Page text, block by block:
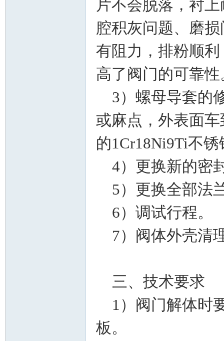
片不会脱落，衬
腔积灰问题、磨
有阻力，排粉顺
高了阀门的可靠性
3）螺母导套的
或麻点，外表面
的1Cr18Ni9Ti不
4）更换新的密
5）更换全部法
6）调试行程。
7）阀体外壳清
三、技术要求
1）阀门解体时
板。